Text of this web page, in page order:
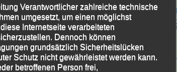
Kathrin Dinse (DJK
auf die weiteren Plätze
35:05 Minuten den
Andreas Baumann (DJK
Verantwortlicher zahlreiche technische
umgesetzt, um einen möglichst
Internetseite verarbeiteten
Dennoch können
grundsätzlich Sicherheitslücken
Schutz nicht gewährleistet werden kann.
betroffenen Person frei,